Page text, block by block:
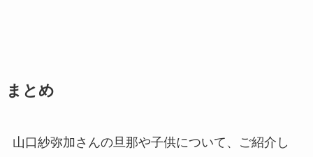
まとめ
山口紗弥加さんの旦那や子供について、ご紹介し